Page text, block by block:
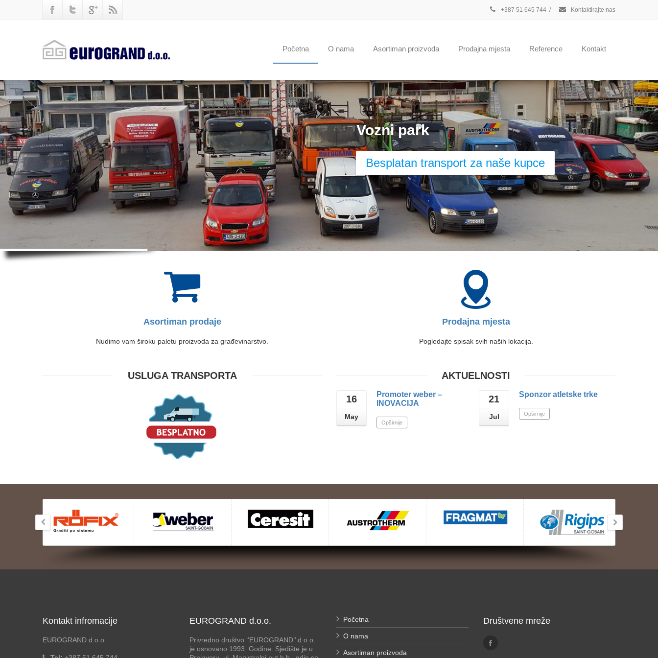
+387 51 645 744 / Kontaktirajte nas
Početna O nama Asortiman proizvoda Prodajna mjesta Reference Kontakt
Vozni park
Besplatan transport za naše kupce
Asortiman prodaje
Nudimo vam široku paletu proizvoda za građevinarstvo.
Prodajna mjesta
Pogledajte spisak svih naših lokacija.
USLUGA TRANSPORTA AKTUELNOSTI
16
May
Promoter weber –
INOVACIJA
Opširnije
21
Jul
Sponzor atletske trke
Opširnije
Kontakt infromacije
EUROGRAND d.o.o.
EUROGRAND d.o.o.
Privredno društvo ‘’EUROGRAND’’ d.o.o.
je osnovano 1993. Godine. Sjedište je u
Početna
O nama
Asortiman proizvoda
Društvene mreže